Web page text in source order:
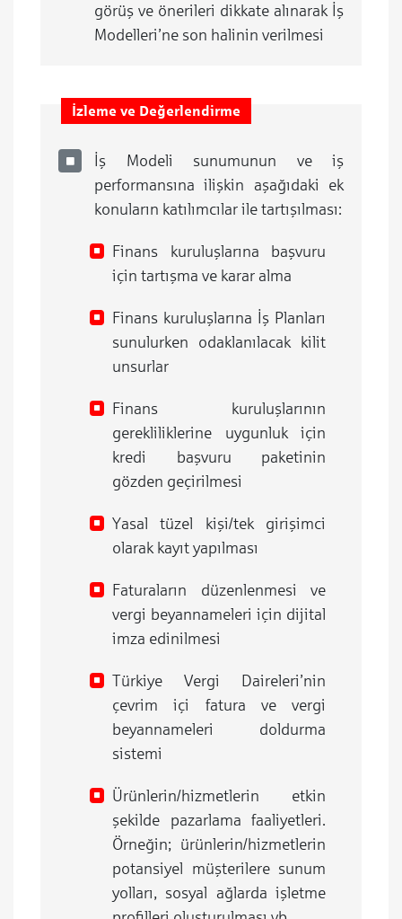
görüş ve önerileri dikkate alınarak İş
Modelleri’ne son halinin verilmesi
İzleme ve Değerlendirme
İş Modeli sunumunun ve iş
performansına ilişkin aşağıdaki ek
konuların katılımcılar ile tartışılması:
Finans kuruluşlarına başvuru
için tartışma ve karar alma
Finans kuruluşlarına İş Planları
sunulurken odaklanılacak kilit
unsurlar
Finans kuruluşlarının
gerekliliklerine uygunluk için
kredi başvuru paketinin
gözden geçirilmesi
Yasal tüzel kişi/tek girişimci
olarak kayıt yapılması
Faturaların düzenlenmesi ve
vergi beyannameleri için dijital
imza edinilmesi
Türkiye Vergi Daireleri’nin
çevrim içi fatura ve vergi
beyannameleri doldurma
sistemi
Ürünlerin/hizmetlerin etkin
şekilde pazarlama faaliyetleri.
Örneğin; ürünlerin/hizmetlerin
potansiyel müşterilere sunum
yolları, sosyal ağlarda işletme